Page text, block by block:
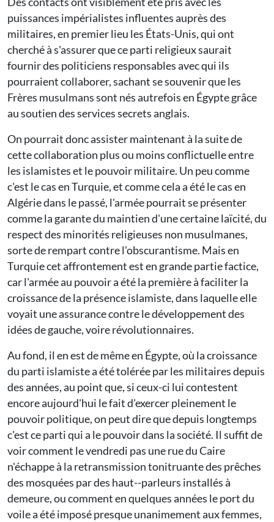
puissances impérialistes influentes auprès des
militaires, en premier lieu les États-Unis, qui ont
cherché à s'assurer que ce parti religieux saurait
fournir des politiciens responsables avec qui ils
pourraient collaborer, sachant se souvenir que les
Frères musulmans sont nés autrefois en Égypte grâce
au soutien des services secrets anglais.
On pourrait donc assister maintenant à la suite de
cette collaboration plus ou moins conflictuelle entre
les islamistes et le pouvoir militaire. Un peu comme
c'est le cas en Turquie, et comme cela a été le cas en
Algérie dans le passé, l'armée pourrait se présenter
comme la garante du maintien d'une certaine laïcité, du
respect des minorités religieuses non musulmanes,
sorte de rempart contre l'obscurantisme. Mais en
Turquie cet affrontement est en grande partie factice,
car l'armée au pouvoir a été la première à faciliter la
croissance de la présence islamiste, dans laquelle elle
voyait une assurance contre le développement des
idées de gauche, voire révolutionnaires.
Au fond, il en est de même en Égypte, où la croissance
du parti islamiste a été tolérée par les militaires depuis
des années, au point que, si ceux-ci lui contestent
encore aujourd'hui le fait d'exercer pleinement le
pouvoir politique, on peut dire que depuis longtemps
c'est ce parti qui a le pouvoir dans la société. Il suffit de
voir comment le vendredi pas une rue du Caire
n'échappe à la retransmission tonitruante des prêches
des mosquées par des haut--parleurs installés à
demeure, ou comment en quelques années le port du
voile a été imposé presque unanimement aux femmes,